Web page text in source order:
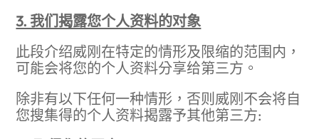
3. 我们揭露您个人资料的对象
此段介绍威刚在特定的情形及限缩的范围内，
可能会将您的个人资料分享给第三方。
除非有以下任何一种情形，否则威刚不会将自
您搜集得的个人资料揭露予其他第三方: